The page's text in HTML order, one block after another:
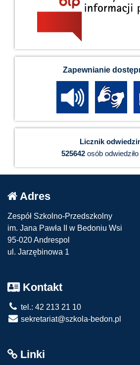
Zapewnianie
Licznik
525642osób
Adres
Zespół Szkolno-Przedszkolny
im. Jana Pawła II w Bedoniu Wsi
95-020 Andrespol
ul. Jarzębinowa 1
Kontakt
tel.: 42 213 21 10
sekretariat@szkola-bedon.pl
Linki